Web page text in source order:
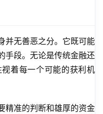
并无善恶之分。它既可能
手段。无论是传统金融还
着每一个可能的获利机
精准的判断和雄厚的资金